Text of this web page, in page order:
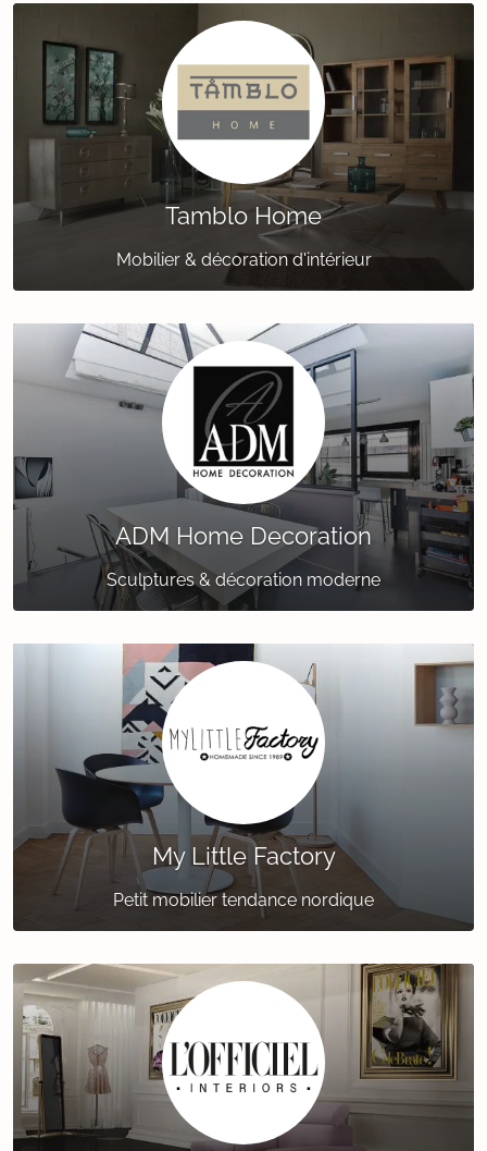
Tamblo Home
Mobilier & décoration d'intérieur
ADM Home Decoration
Sculptures & décoration moderne
My Little Factory
Petit mobilier tendance nordique